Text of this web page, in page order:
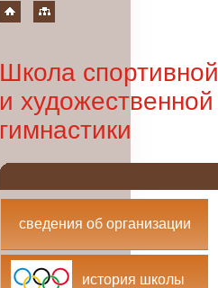
Школа спортивной
и художественной
гимнастики
сведения об организации
история школы